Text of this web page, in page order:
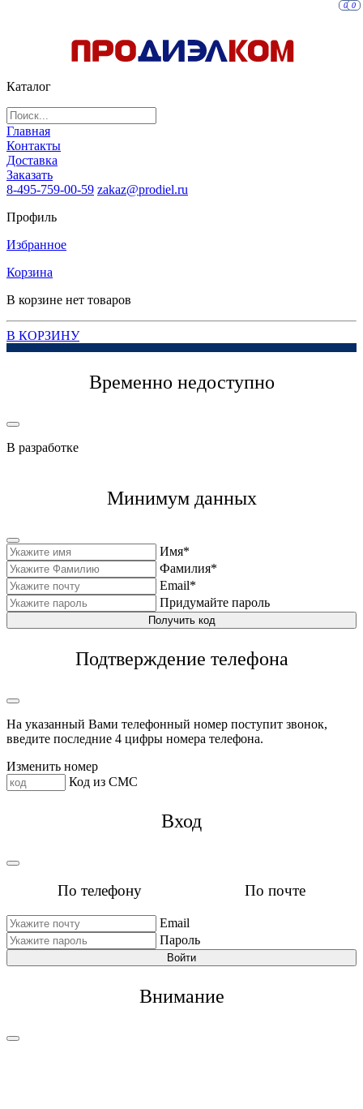
Каталог
Главная
Контакты
Доставка
Заказать
8-495-759-00-59 zakaz@prodiel.ru
Профиль
Избранное
0
Корзина
0
В корзине нет товаров
В КОРЗИНУ
Временно недоступно
В разработке
Минимум данных
Имя*
Фамилия*
Email*
Придумайте пароль
Получить код
Подтверждение телефона
На указанный Вами телефонный номер поступит звонок,
введите последние 4 цифры номера телефона.
Изменить номер
Код из СМС
Вход
По телефону По почте
Email
Пароль
Войти
Внимание